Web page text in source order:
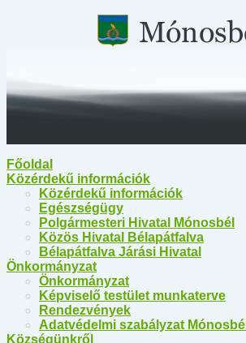
Főoldal
Közérdekű információk
Közérdekű információk
Egészségügy
Polgármesteri Hivatal Mónosbél
Közös Hivatal Bélapátfalva
Bélapátfalva Járási Hivatal
Önkormányzat
Önkormányzat
Képviselő testület munkaterve
Rendezvények
Adatvédelmi szabályzat Mónosbél
Községünkről